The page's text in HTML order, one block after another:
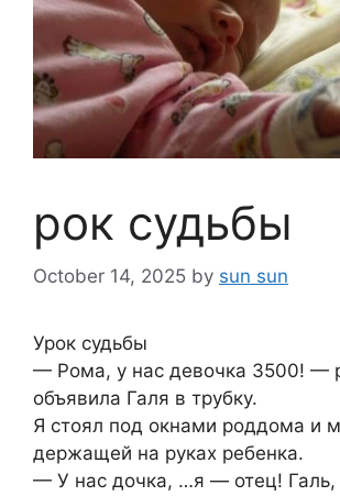
рок судьбы
October 14, 2025 by sun sun
Урок судьбы
— Рома, у нас девочка 3500! —
объявила Галя в трубку.
Я стоял под окнами роддома и
держащей на руках ребенка.
— У нас дочка, …я — отец! Галь,